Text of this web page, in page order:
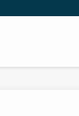
ように分かりやす